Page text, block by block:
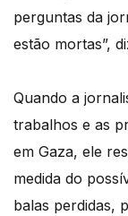
perguntas da
estão mortas”,
Quando a
trabalhos e as
em Gaza, ele
medida do
balas perdidas,